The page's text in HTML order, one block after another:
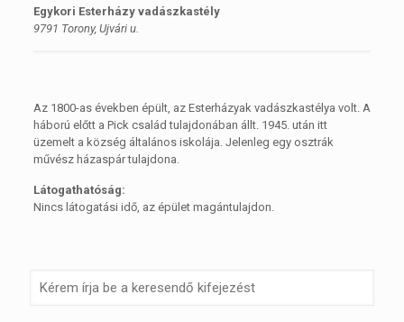
Egykori Esterházy vadászkastély
9791 Torony, Ujvári u.
Az 1800-as években épült, az Esterházyak vadászkastélya volt. A
háború előtt a Pick család tulajdonában állt. 1945. után itt
üzemelt a község általános iskolája. Jelenleg egy osztrák
művész házaspár tulajdona.
Látogathatóság:
Nincs látogatási idő, az épület magántulajdon.